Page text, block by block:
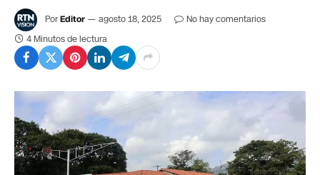
PorEditor agosto 18, 2025
No hay comentarios
4 Minutos de lectura